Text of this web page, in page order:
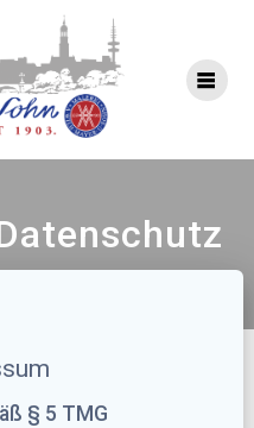
§ 5 TMG